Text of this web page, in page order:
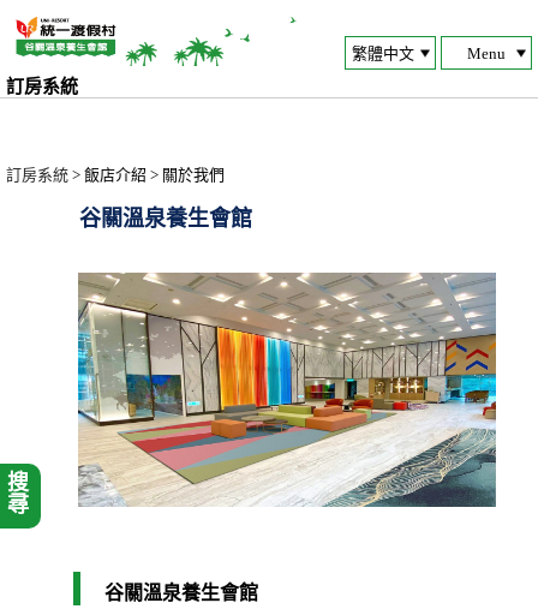
訂房系統
Menu
訂房系統 > 飯店介紹 > 關於我們
搜尋
谷關溫泉養生會館
谷關溫泉養生會館